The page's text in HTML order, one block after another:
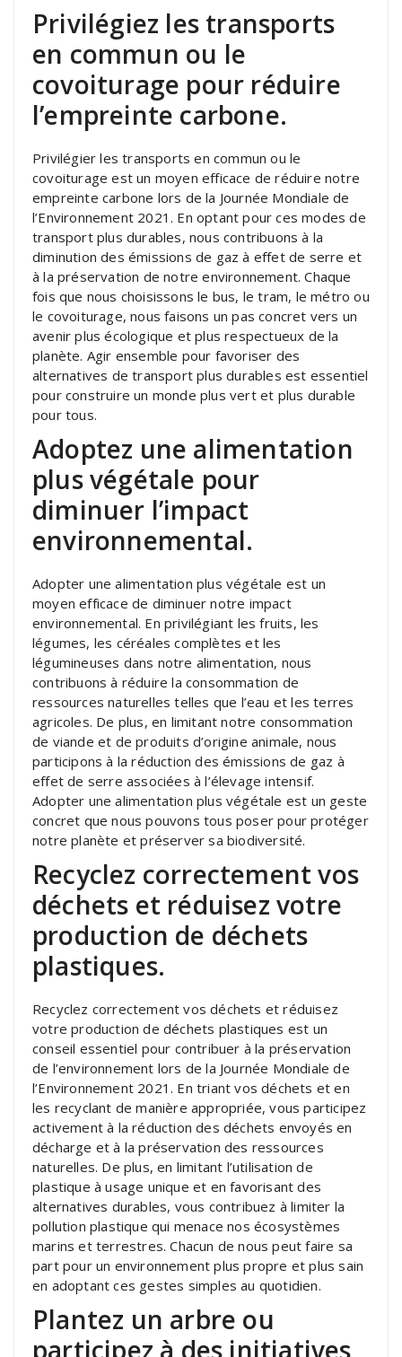
Privilégiez les transports
en commun ou le
covoiturage pour réduire
l’empreinte carbone.
Privilégier les transports en commun ou le
covoiturage est un moyen efficace de réduire notre
empreinte carbone lors de la Journée Mondiale de
l’Environnement 2021. En optant pour ces modes de
transport plus durables, nous contribuons à la
diminution des émissions de gaz à effet de serre et
à la préservation de notre environnement. Chaque
fois que nous choisissons le bus, le tram, le métro ou
le covoiturage, nous faisons un pas concret vers un
avenir plus écologique et plus respectueux de la
planète. Agir ensemble pour favoriser des
alternatives de transport plus durables est essentiel
pour construire un monde plus vert et plus durable
pour tous.
Adoptez une alimentation
plus végétale pour
diminuer l’impact
environnemental.
Adopter une alimentation plus végétale est un
moyen efficace de diminuer notre impact
environnemental. En privilégiant les fruits, les
légumes, les céréales complètes et les
légumineuses dans notre alimentation, nous
contribuons à réduire la consommation de
ressources naturelles telles que l’eau et les terres
agricoles. De plus, en limitant notre consommation
de viande et de produits d’origine animale, nous
participons à la réduction des émissions de gaz à
effet de serre associées à l’élevage intensif.
Adopter une alimentation plus végétale est un geste
concret que nous pouvons tous poser pour protéger
notre planète et préserver sa biodiversité.
Recyclez correctement vos
déchets et réduisez votre
production de déchets
plastiques.
Recyclez correctement vos déchets et réduisez
votre production de déchets plastiques est un
conseil essentiel pour contribuer à la préservation
de l’environnement lors de la Journée Mondiale de
l’Environnement 2021. En triant vos déchets et en
les recyclant de manière appropriée, vous participez
activement à la réduction des déchets envoyés en
décharge et à la préservation des ressources
naturelles. De plus, en limitant l’utilisation de
plastique à usage unique et en favorisant des
alternatives durables, vous contribuez à limiter la
pollution plastique qui menace nos écosystèmes
marins et terrestres. Chacun de nous peut faire sa
part pour un environnement plus propre et plus sain
en adoptant ces gestes simples au quotidien.
Plantez un arbre ou
participez à des initiatives